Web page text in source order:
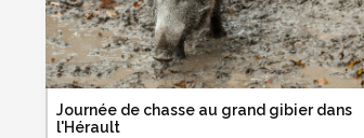
Journée de chasse au grand gibier dans
l'Hérault